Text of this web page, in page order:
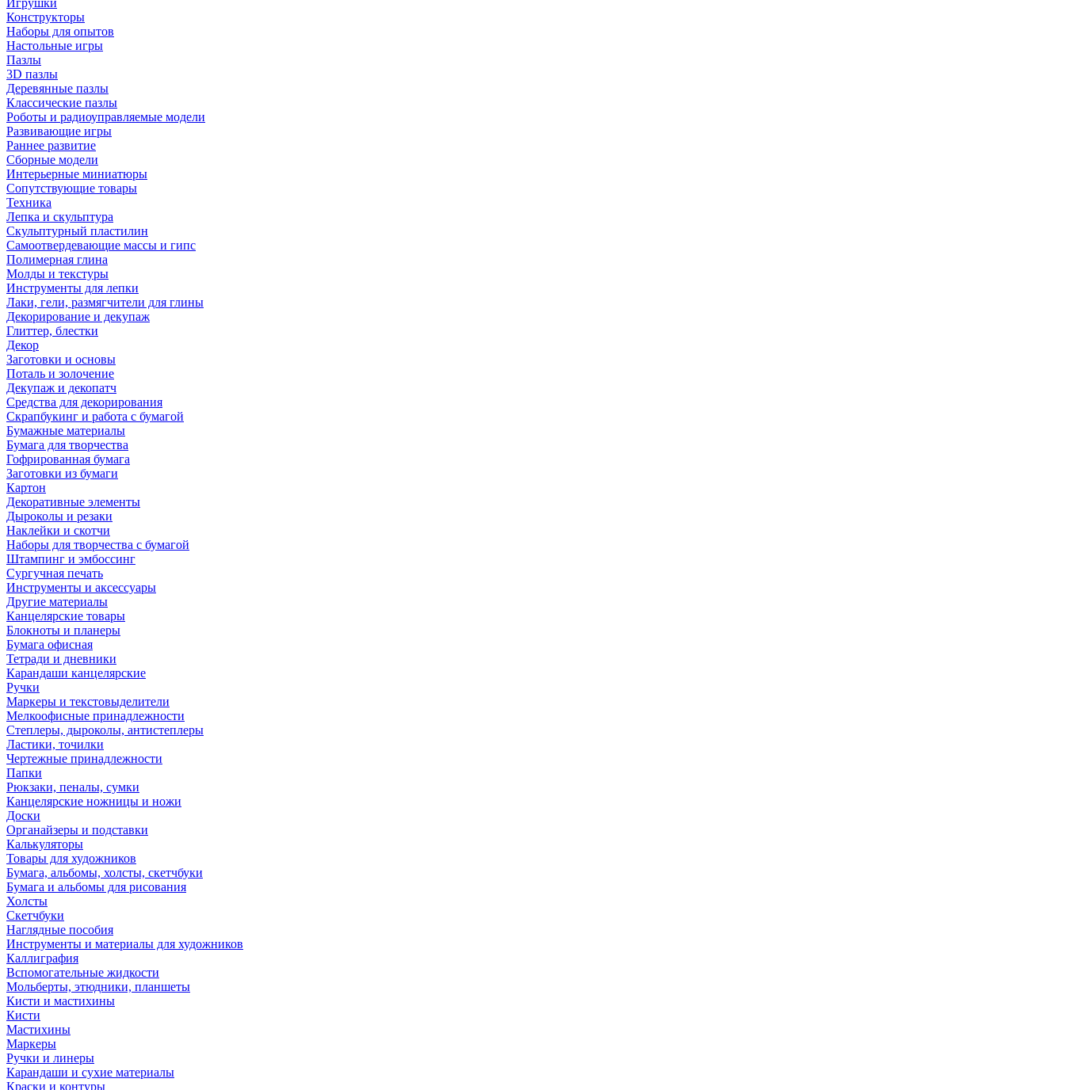
Игрушки
Конструкторы
Наборы для опытов
Настольные игры
Пазлы
3D пазлы
Деревянные пазлы
Классические пазлы
Роботы и радиоуправляемые модели
Развивающие игры
Раннее развитие
Сборные модели
Интерьерные миниатюры
Сопутствующие товары
Техника
Лепка и скульптура
Скульптурный пластилин
Самоотвердевающие массы и гипс
Полимерная глина
Молды и текстуры
Инструменты для лепки
Лаки, гели, размягчители для глины
Декорирование и декупаж
Глиттер, блестки
Декор
Заготовки и основы
Поталь и золочение
Декупаж и декопатч
Средства для декорирования
Скрапбукинг и работа с бумагой
Бумажные материалы
Бумага для творчества
Гофрированная бумага
Заготовки из бумаги
Картон
Декоративные элементы
Дыроколы и резаки
Наклейки и скотчи
Наборы для творчества с бумагой
Штампинг и эмбоссинг
Сургучная печать
Инструменты и аксессуары
Другие материалы
Канцелярские товары
Блокноты и планеры
Бумага офисная
Тетради и дневники
Карандаши канцелярские
Ручки
Маркеры и текстовыделители
Мелкоофисные принадлежности
Степлеры, дыроколы, антистеплеры
Ластики, точилки
Чертежные принадлежности
Папки
Рюкзаки, пеналы, сумки
Канцелярские ножницы и ножи
Доски
Органайзеры и подставки
Калькуляторы
Товары для художников
Бумага, альбомы, холсты, скетчбуки
Бумага и альбомы для рисования
Холсты
Скетчбуки
Наглядные пособия
Инструменты и материалы для художников
Каллиграфия
Вспомогательные жидкости
Мольберты, этюдники, планшеты
Кисти и мастихины
Кисти
Мастихины
Маркеры
Ручки и линеры
Карандаши и сухие материалы
Краски и контуры